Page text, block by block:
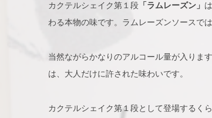
カクテルシェイク第１段 「ラムレーズン」
わる本物の味です。ラムレーズンソースで
当然ながらかなりのアルコール量が入りま
は、大人だけに許された味わいです。
カクテルシェイク第１段として登場するく